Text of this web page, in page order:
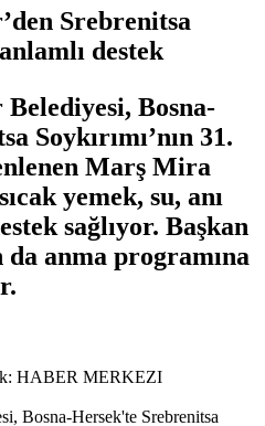
Srebrenitsa
destek
Bosna-
Soykırımı’nın 31.
Marş Mira
yemek, su, anı
sağlıyor. Başkan
da anma programına
HABER MERKEZI